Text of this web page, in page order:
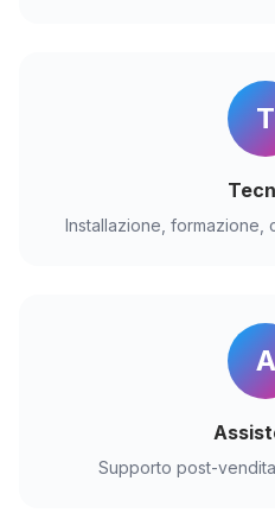
T
Installazione, formazione,
A
Supporto post-